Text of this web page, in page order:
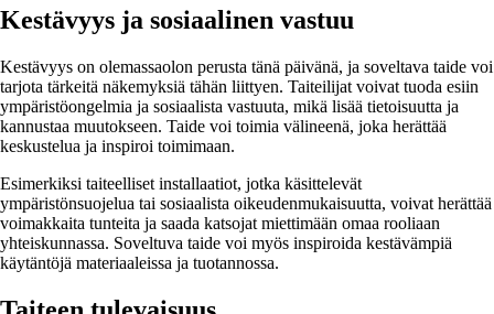
Kestävyys ja sosiaalinen vastuu
Kestävyys on olemassaolon perusta tänä päivänä, ja soveltava taide voi
tarjota tärkeitä näkemyksiä tähän liittyen. Taiteilijat voivat tuoda esiin
ympäristöongelmia ja sosiaalista vastuuta, mikä lisää tietoisuutta ja
kannustaa muutokseen. Taide voi toimia välineenä, joka herättää
keskustelua ja inspiroi toimimaan.
Esimerkiksi taiteelliset installaatiot, jotka käsittelevät
ympäristönsuojelua tai sosiaalista oikeudenmukaisuutta, voivat herättää
voimakkaita tunteita ja saada katsojat miettimään omaa rooliaan
yhteiskunnassa. Soveltuva taide voi myös inspiroida kestävämpiä
käytäntöjä materiaaleissa ja tuotannossa.